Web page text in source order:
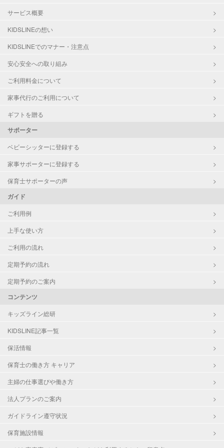
サービス概要
KIDSLINEの想い
KIDSLINEでのマナー・注意点
安心安全への取り組み
ご利用料金について
家事代行のご利用について
ギフトを贈る
サポーター
ベビーシッターに登録する
家事サポーターに登録する
保育士サポーターの声
ガイド
ご利用例
上手な使い方
ご利用の流れ
定期予約の流れ
定期予約のご案内
コンテンツ
キッズライン総研
KIDSLINE記事一覧
保活情報
保育士の働き方 キャリア
主婦の仕事選びや働き方
法人プランのご案内
ガイドライン遵守状況
保育施設情報